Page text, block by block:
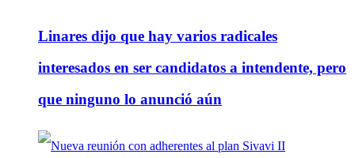
Linares dijo que hay varios radicales
interesados en ser candidatos a intendente, pero
que ninguno lo anunció aún